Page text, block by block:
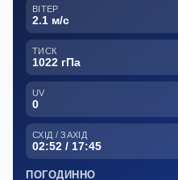
ВІТЕР
2.1 м/с
ТИСК
1022 гПа
UV
0
СХІД / ЗАХІД
02:52 / 17:45
ПОГОДИННО